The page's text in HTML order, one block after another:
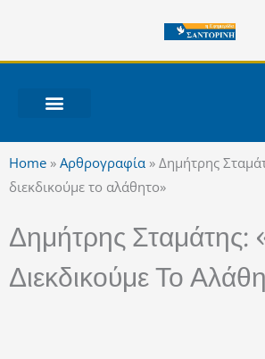
περιεχόμενο
Home » Αρθρογραφία » Δημήτρης
διεκδικούμε το αλάθητο»
Δημήτρης Σταμάτης:
Διεκδικούμε Το